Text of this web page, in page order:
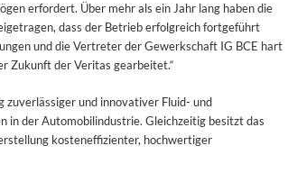
erfordert. Über mehr als ein Jahr lang haben die
dass der Betrieb erfolgreich fortgeführt
und die Vertreter der Gewerkschaft IG BCE hart
Zukunft der Veritas gearbeitet.“
und innovativer Fluid- und
in der Automobilindustrie. Gleichzeitig besitzt das
kosteneffizienter, hochwertiger